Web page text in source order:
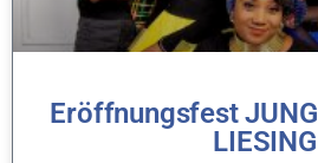
Eröffnungsfest
LIESING